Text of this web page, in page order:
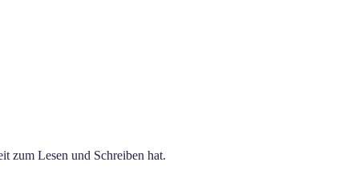
zum Lesen und Schreiben hat.